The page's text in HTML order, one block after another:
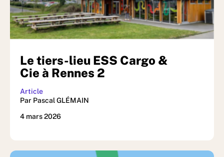
Le tiers-lieu ESS Cargo &
Cie à Rennes 2
Article
Par Pascal GLÉMAIN
4 mars 2026